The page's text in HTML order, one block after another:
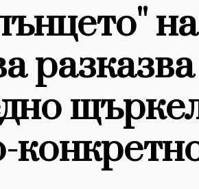
на
разказва